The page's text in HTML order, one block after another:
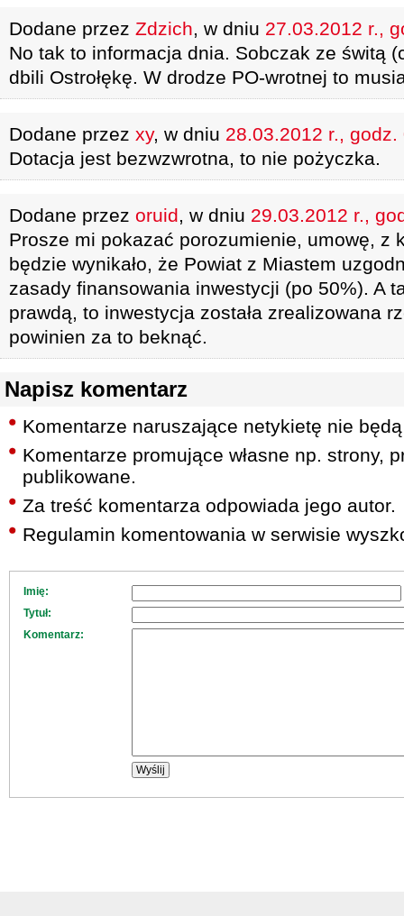
Dodane przez Zdzich, w dniu 27.03.2012 r.,
No tak to informacja dnia. Sobczak ze świtą
dbili Ostrołękę. W drodze PO-wrotnej to
Dodane przez xy, w dniu 28.03.2012 r., godz.
Dotacja jest bezwzwrotna, to nie pożyczka.
Dodane przez oruid, w dniu 29.03.2012 r.,
Prosze mi pokazać porozumienie, umowę, z
będzie wynikało, że Powiat z Miastem
zasady finansowania inwestycji (po 50%). A
prawdą, to inwestycja została zrealizowana
powinien za to beknąć.
Napisz komentarz
Komentarze naruszające netykietę nie
Komentarze promujące własne np. strony,
publikowane.
Za treść komentarza odpowiada jego autor.
Regulamin komentowania w serwisie
Imię:
Tytuł:
Komentarz: